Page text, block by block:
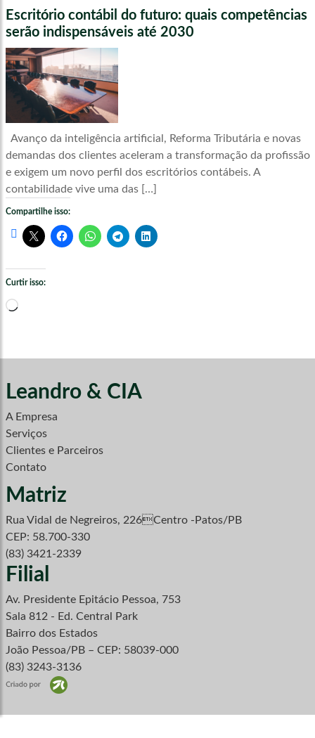
Escritório contábil do futuro: quais competências
serão indispensáveis até 2030
Avanço da inteligência artificial, Reforma Tributária e novas
demandas dos clientes aceleram a transformação da profissão
e exigem um novo perfil dos escritórios contábeis. A
contabilidade vive uma das […]
Compartilhe isso:
Curtir isso:
Carregando...
Leandro & CIA
A Empresa
Serviços
Clientes e Parceiros
Contato
Matriz
Rua Vidal de Negreiros, 226Centro -Patos/PB
CEP: 58.700-330
(83) 3421-2339
Filial
Av. Presidente Epitácio Pessoa, 753
Sala 812 - Ed. Central Park
Bairro dos Estados
João Pessoa/PB – CEP: 58039-000
(83) 3243-3136